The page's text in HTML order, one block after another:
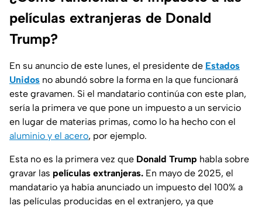
películas extranjeras de Donald
Trump?
En su anuncio de este lunes, el presidente de Estados
Unidos no abundó sobre la forma en la que funcionará
este gravamen. Si el mandatario continúa con este plan,
sería la primera ve que pone un impuesto a un servicio
en lugar de materias primas, como lo ha hecho con el
aluminio y el acero, por ejemplo.
Esta no es la primera vez que Donald Trump habla sobre
gravar las películas extranjeras. En mayo de 2025, el
mandatario ya había anunciado un impuesto del 100% a
las películas producidas en el extranjero, ya que